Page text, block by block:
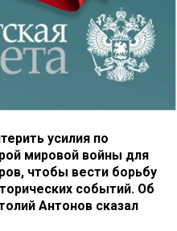
усилия по
мировой войны для
чтобы вести борьбу
событий. Об
Антонов сказал